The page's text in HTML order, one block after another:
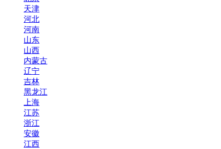
天津
河北
河南
山东
山西
内蒙古
辽宁
吉林
黑龙江
上海
江苏
浙江
安徽
江西